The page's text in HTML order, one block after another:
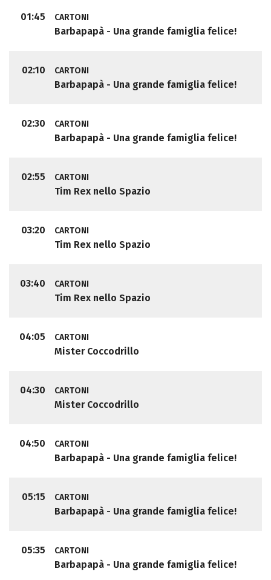
01:45 CARTONI
Barbapapà - Una grande famiglia felice!
02:10 CARTONI
Barbapapà - Una grande famiglia felice!
02:30 CARTONI
Barbapapà - Una grande famiglia felice!
02:55 CARTONI
Tim Rex nello Spazio
03:20 CARTONI
Tim Rex nello Spazio
03:40 CARTONI
Tim Rex nello Spazio
04:05 CARTONI
Mister Coccodrillo
04:30 CARTONI
Mister Coccodrillo
04:50 CARTONI
Barbapapà - Una grande famiglia felice!
05:15 CARTONI
Barbapapà - Una grande famiglia felice!
05:35 CARTONI
Barbapapà - Una grande famiglia felice!